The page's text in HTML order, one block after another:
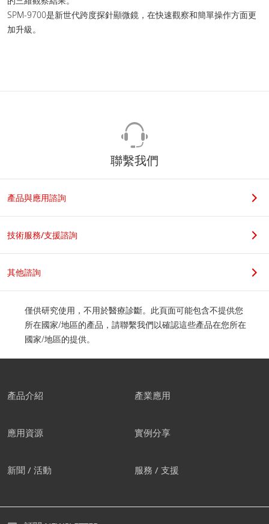
SPM-9700是新世代跨度探針顯微鏡，在快速觀察和簡單操作方面更
加升級。
聯繫我們
產品與應用諮詢
技術服務/支援諮詢
其他諮詢
僅供研究使用，不用於醫療診斷。此頁面可能包含不提供您
所在國家/地區的產品，請聯繫我們以確認這些產品在您所在
國家/地區的提供。
產品介紹 產業應用
應用資源 實例分享
新聞 / 活動 服務 / 支援